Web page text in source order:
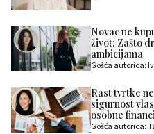
Novac ne
život: Zašto
ambicijama
Gošća autorica:
Rast tvrtke
sigurnost
osobne
Gošća autorica: